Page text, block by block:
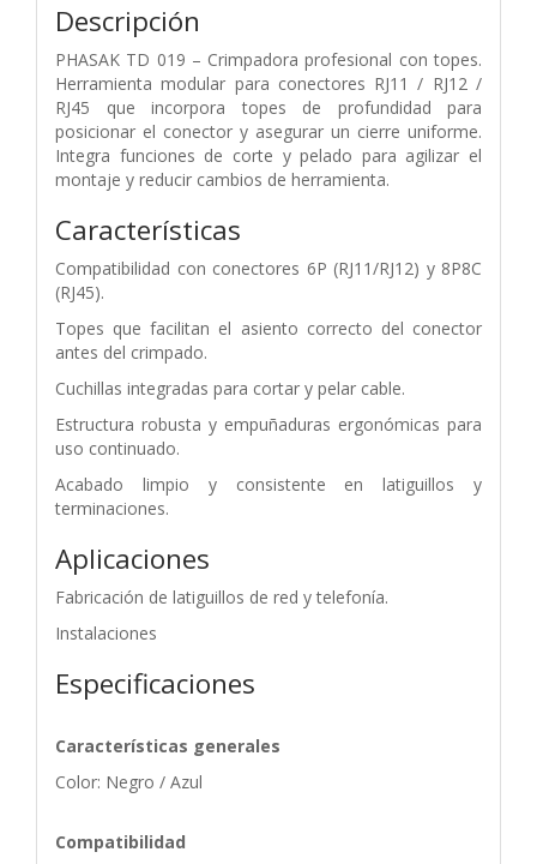
Descripción
PHASAK TD 019 – Crimpadora profesional con topes.
Herramienta modular para conectores RJ11 / RJ12 /
RJ45 que incorpora topes de profundidad para
posicionar el conector y asegurar un cierre uniforme.
Integra funciones de corte y pelado para agilizar el
montaje y reducir cambios de herramienta.
Características
Compatibilidad con conectores 6P (RJ11/RJ12) y 8P8C
(RJ45).
Topes que facilitan el asiento correcto del conector
antes del crimpado.
Cuchillas integradas para cortar y pelar cable.
Estructura robusta y empuñaduras ergonómicas para
uso continuado.
Acabado limpio y consistente en latiguillos y
terminaciones.
Aplicaciones
Fabricación de latiguillos de red y telefonía.
Instalaciones
Especificaciones
Características generales
Color: Negro / Azul
Compatibilidad